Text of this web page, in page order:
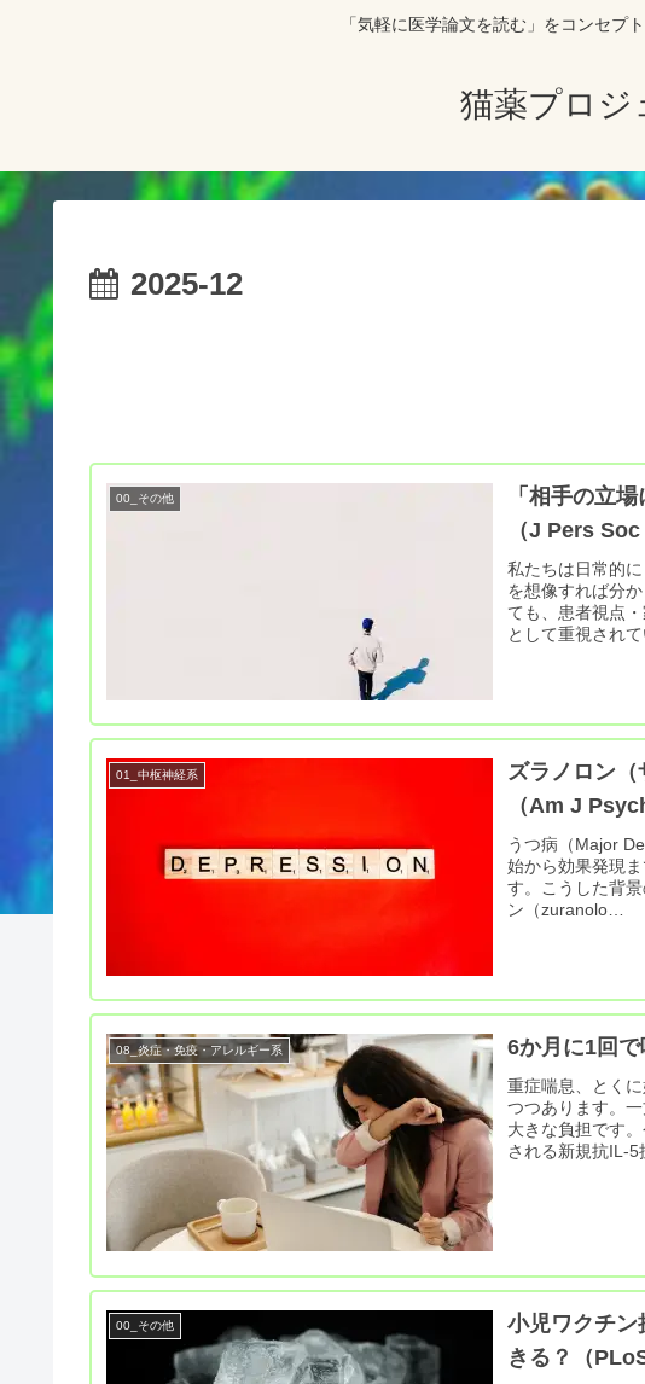
「気軽に医学論文を読む」をコンセ
猫薬プロジ
2025-12
00_その他
「相手の立
（J Pers
私たちは日常的
を想像すれば分
ても、患者視点
として重視され
01_中枢神経系
ズラノロン（
（Am J
うつ病（Major
始から効果発現
す。こうした背
ン（zuranolo…
08_炎症・免疫・アレルギー系 6か月に1回
重症喘息、とく
つつあります。
大きな負担です
される新規抗IL-
00_その他
小児ワクチ
きる？（